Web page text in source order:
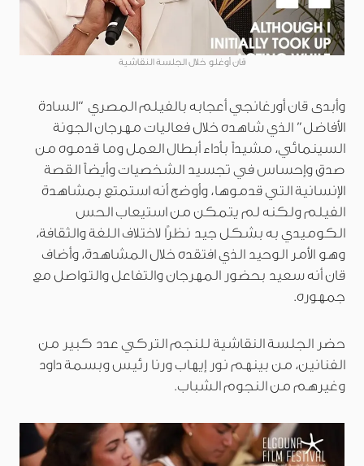
قان أوغلو خلال الجلسة النقاشية
وأبدى قان أورغانجي أعجابه بالفيلم المصري “السادة
الأفاضل” الذي شاهده خلال فعاليات مهرجان الجونة
السينمائي، مشيداً بأداء أبطال العمل وما قدموه من
صدق وإحساس في تجسيد الشخصيات وأيضاً القصة
الإنسانية التي قدموها، وأوضح أنه استمتع بمشاهدة
الفيلم ولكنه لم يتمكن من استيعاب الحس
الكوميدي به بشكل جيد نظرًا لاختلاف اللغة والثقافة،
وهو الأمر الوحيد الذي افتقده خلال المشاهدة، وأضاف
قان أنه سعيد بحضور المهرجان والتفاعل والتواصل مع
جمهوره.
حضر الجلسة النقاشية للنجم التركي عدد كبير من
الفنانين، من بينهم نور إيهاب ورنا رئيس وبسمة داود
وغيرهم من النجوم الشباب.